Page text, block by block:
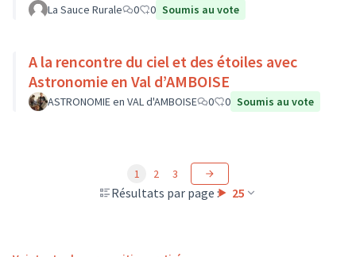
La Sauce Rurale 0 0 Soumis au vote
A la rencontre du ciel et des étoiles avec
Astronomie en Val d’AMBOISE
ASTRONOMIE en VAL d'AMBOISE 0 0 Soumis au vote
Résultats par page : 25
1 2 3